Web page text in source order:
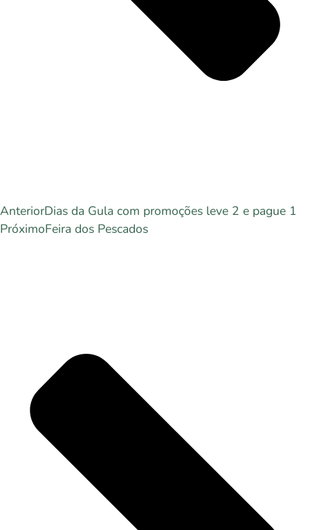
AnteriorDias da Gula com promoções leve 2 e pague 1
PróximoFeira dos Pescados